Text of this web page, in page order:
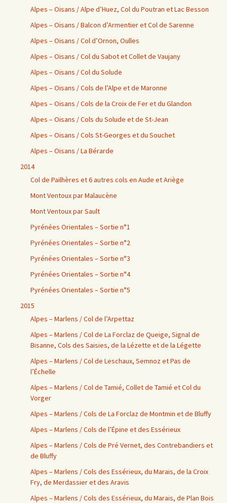
Alpes – Oisans / Alpe d’Huez, Col du Poutran et Lac Besson
Alpes – Oisans / Balcon d’Armentier et Col de Sarenne
Alpes – Oisans / Col d’Ornon, Oulles
Alpes – Oisans / Col du Sabot et Collet de Vaujany
Alpes – Oisans / Col du Solude
Alpes – Oisans / Cols de l’Alpe et de Maronne
Alpes – Oisans / Cols de la Croix de Fer et du Glandon
Alpes – Oisans / Cols du Solude et de St-Jean
Alpes – Oisans / Cols St-Georges et du Souchet
Alpes – Oisans / La Bérarde
2014
Col de Pailhères et 6 autres cols en Aude et Ariège
Mont Ventoux par Malaucène
Mont Ventoux par Sault
Pyrénées Orientales – Sortie n°1
Pyrénées Orientales – Sortie n°2
Pyrénées Orientales – Sortie n°3
Pyrénées Orientales – Sortie n°4
Pyrénées Orientales – Sortie n°5
2015
Alpes – Marlens / Col de l’Arpettaz
Alpes – Marlens / Col de La Forclaz de Queige, Signal de
Bisanne, Cols des Saisies, de la Lézette et de la Légette
Alpes – Marlens / Col de Leschaux, Semnoz et Pas de
l’Échelle
Alpes – Marlens / Col de Tamié, Collet de Tamié et Col du
Vorger
Alpes – Marlens / Cols de La Forclaz de Montmin et de Bluffy
Alpes – Marlens / Cols de l’Épine et des Essérieux
Alpes – Marlens / Cols de Pré Vernet, des Contrebandiers et
de Bluffy
Alpes – Marlens / Cols des Essérieux, du Marais, de la Croix
Fry, de Merdassier et des Aravis
Alpes – Marlens / Cols des Essérieux, du Marais, de Plan Bois